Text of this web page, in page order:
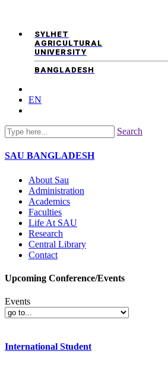
SYLHET
AGRICULTURAL
UNIVERSITY
BANGLADESH
EN
Search
SAU BANGLADESH
About Sau
Administration
Academics
Faculties
Life At SAU
Research
Central Library
Contact
Upcoming Conference/Events
Events
International Student